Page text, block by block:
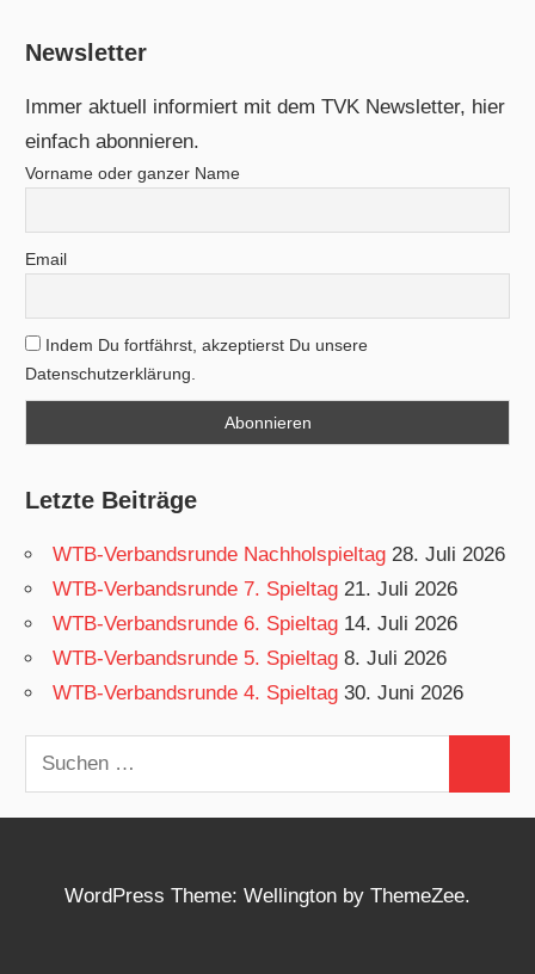
Newsletter
Immer aktuell informiert mit dem TVK Newsletter, hier
einfach abonnieren.
Vorname oder ganzer Name
Email
Indem Du fortfährst, akzeptierst Du unsere
Datenschutzerklärung.
Letzte Beiträge
WTB-Verbandsrunde Nachholspieltag 28. Juli 2026
WTB-Verbandsrunde 7. Spieltag 21. Juli 2026
WTB-Verbandsrunde 6. Spieltag 14. Juli 2026
WTB-Verbandsrunde 5. Spieltag 8. Juli 2026
WTB-Verbandsrunde 4. Spieltag 30. Juni 2026
Suchen
nach:
WordPress Theme: Wellington by ThemeZee.